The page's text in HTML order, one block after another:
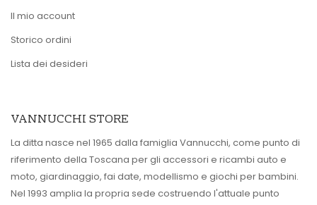
Il mio account
Storico ordini
Lista dei desideri
VANNUCCHI STORE
La ditta nasce nel 1965 dalla famiglia Vannucchi, come punto di
riferimento della Toscana per gli accessori e ricambi auto e
moto, giardinaggio, fai date, modellismo e giochi per bambini.
Nel 1993 amplia la propria sede costruendo l'attuale punto